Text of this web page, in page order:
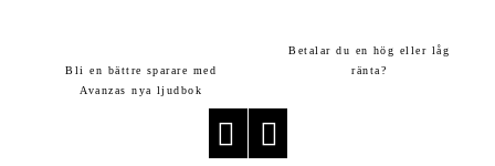
Bli en bättre sparare med
Avanzas nya ljudbok
Betalar du en hög eller låg
ränta?